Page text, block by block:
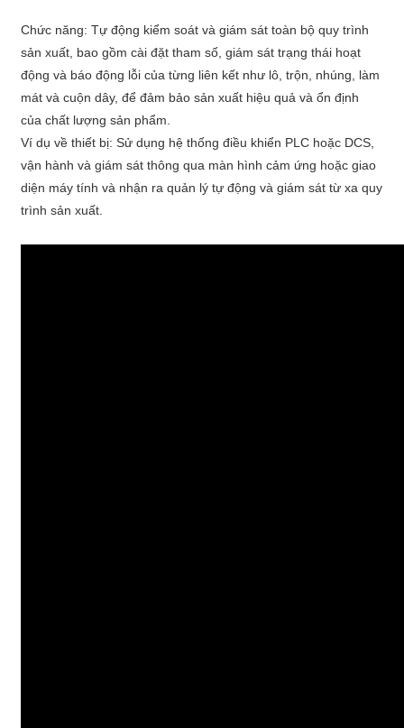
Chức năng: Tự động kiểm soát và giám sát toàn bộ quy trình
sản xuất, bao gồm cài đặt tham số, giám sát trạng thái hoạt
động và báo động lỗi của từng liên kết như lô, trộn, nhúng, làm
mát và cuộn dây, để đảm bảo sản xuất hiệu quả và ổn định
của chất lượng sản phẩm.
Ví dụ về thiết bị: Sử dụng hệ thống điều khiển PLC hoặc DCS,
vận hành và giám sát thông qua màn hình cảm ứng hoặc giao
diện máy tính và nhận ra quản lý tự động và giám sát từ xa quy
trình sản xuất.